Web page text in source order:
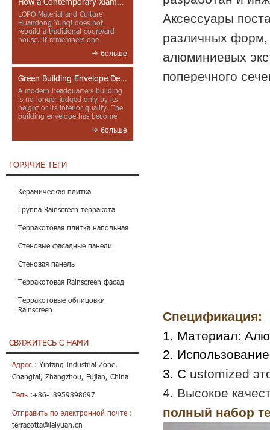
LOPO Material and Culture
Huandong Yunqi does not
rebuild a traditional courtyard
house. It remembers one
больше
Green Building Envelope Design: Clay Sunscreen Fins for Modern Headquarters Architecture
A modern headquarters building
is no longer judged only by its
height or its interior quality. The
building envelope has become
больше
ГОРЯЧИЕ ТЕГИ
Керамическая плитка
Группа Rainscreen терракота
Терракотовая плитка напольная
Стеновые фасадные панели
Стеновая панель
Терракотовая Rainscreen фасад
Терракотовые облицовки
Rainscreen
СВЯЖИТЕСЬ С НАМИ
Адрес : Yintang Industrial Zone,
Changtai, Zhangzhou, Fujian, China
Тель :+86-18959898697
Отправить по электронной почте :
terracotta@leiyuan.cn
Аксессуары
различных форм,
алюминиевых
поперечного
Спецификация:
1. Материал:
2.
3. C ustomized
4. Высокое
полный набор